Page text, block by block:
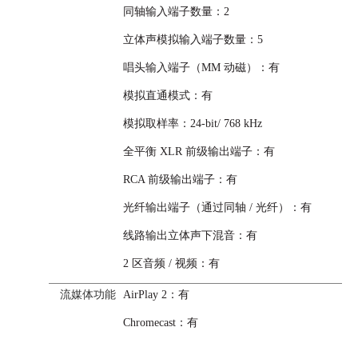
同轴输入端子数量：2
立体声模拟输入端子数量：5
唱头输入端子（MM 动磁）：有
模拟直通模式：有
模拟取样率：24-bit/ 768 kHz
全平衡 XLR 前级输出端子：有
RCA 前级输出端子：有
光纤输出端子（通过同轴 / 光纤）：有
线路输出立体声下混音：有
2 区音频 / 视频：有
流媒体功能 AirPlay 2：有
Chromecast：有